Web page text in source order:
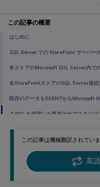
この記事は機械翻訳されてい
英
この記事の概要
はじめに
SQL Server での StoreFront サーバー
各ストアのMicrosoft SQL Server内で
各StoreFrontストアのSQL Server接続
既存のデータをESENTからMicrosoft
T-SQL を使用した既存のサブスクリ